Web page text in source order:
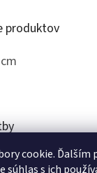
cookie. Ďalším
s ich
produktov
je 5 z 5